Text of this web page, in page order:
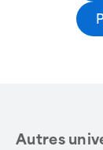
Autres